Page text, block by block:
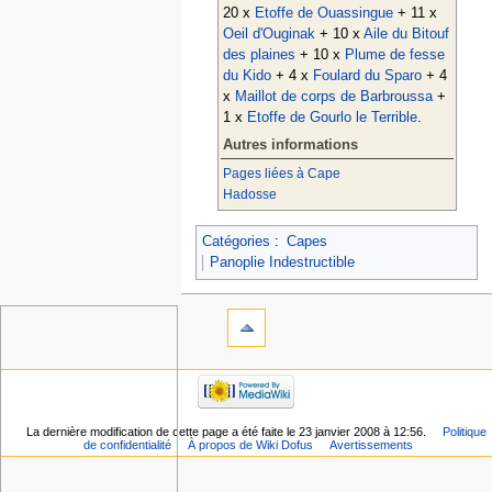
20 x Etoffe de Ouassingue+ 11 x
Oeil d'Ouginak+ 10 x Aile du Bitouf
des plaines + 10 x Plume de fesse
du Kido+ 4 x Foulard du Sparo+ 4
x Maillot de corps de Barbroussa+
1 x Etoffe de Gourlo le Terrible.
Autres informations
Pages liées à Cape
Hadosse
Catégories : Capes
Panoplie Indestructible
La dernière modification de cette page a été faite le 23 janvier 2008 à 12:56.
Politique
de confidentialité
À propos de Wiki Dofus Avertissements